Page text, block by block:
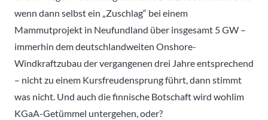
wenn dann selbst ein „Zuschlag“ bei einem
Mammutprojekt in Neufundland über insgesamt 5 GW –
immerhin dem deutschlandweiten Onshore-
Windkraftzubau der vergangenen drei Jahre entsprechend
– nicht zu einem Kursfreudensprung führt, dann stimmt
was nicht. Und auch die finnische Botschaft wird wohlim
KGaA-Getümmel untergehen, oder?